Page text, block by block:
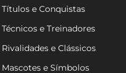
Títulos e Conquistas
Técnicos e Treinadores
Rivalidades e Clássicos
Mascotes e Símbolos